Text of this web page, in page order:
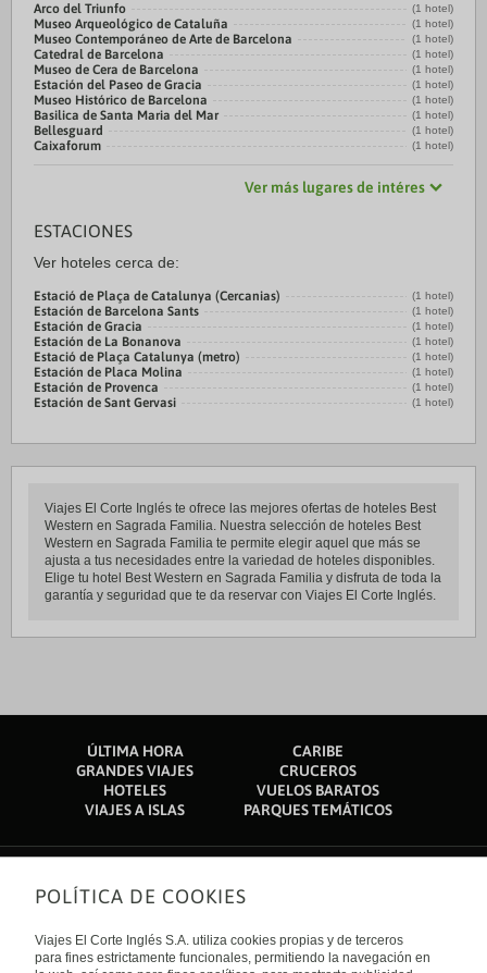
Arco del Triunfo (1 hotel)
Museo Arqueológico de Cataluña (1 hotel)
Museo Contemporáneo de Arte de Barcelona (1 hotel)
Catedral de Barcelona (1 hotel)
Museo de Cera de Barcelona (1 hotel)
Estación del Paseo de Gracia (1 hotel)
Museo Histórico de Barcelona (1 hotel)
Basilica de Santa Maria del Mar (1 hotel)
Bellesguard (1 hotel)
Caixaforum (1 hotel)
Ver más lugares de intéres
ESTACIONES
Ver hoteles cerca de:
Estació de Plaça de Catalunya (Cercanias) (1 hotel)
Estación de Barcelona Sants (1 hotel)
Estación de Gracia (1 hotel)
Estación de La Bonanova (1 hotel)
Estació de Plaça Catalunya (metro) (1 hotel)
Estación de Placa Molina (1 hotel)
Estación de Provenca (1 hotel)
Estación de Sant Gervasi (1 hotel)
Viajes El Corte Inglés te ofrece las mejores ofertas de hoteles Best
Western en Sagrada Familia. Nuestra selección de hoteles Best
Western en Sagrada Familia te permite elegir aquel que más se
ajusta a tus necesidades entre la variedad de hoteles disponibles.
Elige tu hotel Best Western en Sagrada Familia y disfruta de toda la
garantía y seguridad que te da reservar con Viajes El Corte Inglés.
ÚLTIMA HORA
CARIBE
GRANDES VIAJES
CRUCEROS
HOTELES
VUELOS BARATOS
VIAJES A ISLAS
PARQUES TEMÁTICOS
Sobre nosotros
Quiénes somos
Financiación
Enlaces de interés
POLÍTICA DE COOKIES
Viajes El Corte Inglés S.A. utiliza cookies propias y de terceros
para fines estrictamente funcionales, permitiendo la navegación en